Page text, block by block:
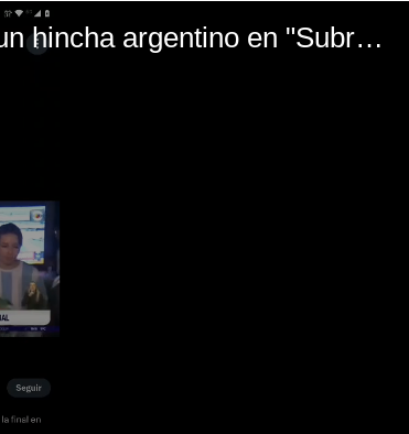
El mal momento de Yanina Gasañol con un hincha argentino en "Subrayado"